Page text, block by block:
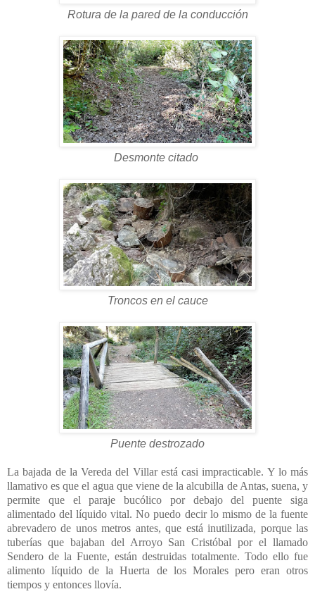
Rotura de la pared de la conducción
Desmonte citado
Troncos en el cauce
Puente destrozado
La bajada de la Vereda del Villar está casi impracticable. Y lo más
llamativo es que el agua que viene de la alcubilla de Antas, suena, y
permite que el paraje bucólico por debajo del puente siga
alimentado del líquido vital. No puedo decir lo mismo de la fuente
abrevadero de unos metros antes, que está inutilizada, porque las
tuberías que bajaban del Arroyo San Cristóbal por el llamado
Sendero de la Fuente, están destruidas totalmente. Todo ello fue
alimento líquido de la Huerta de los Morales pero eran otros
tiempos y entonces llovía.